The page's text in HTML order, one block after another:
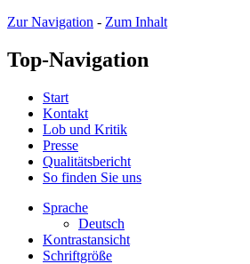
Zur Navigation - Zum Inhalt
Top-Navigation
Start
Kontakt
Lob und Kritik
Presse
Qualitätsbericht
So finden Sie uns
Sprache
Deutsch
Kontrastansicht
Schriftgröße